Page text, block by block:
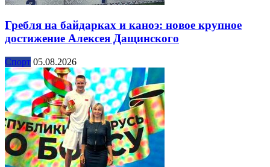
Гребля на байдарках и каноэ: новое крупное
достижение Алексея Дащинского
Спорт 05.08.2026